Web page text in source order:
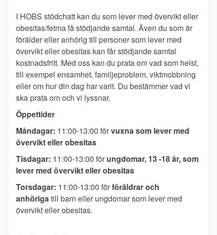
I HOBS stödchatt kan du som lever med övervikt eller
obesitas/fetma få stödjande samtal. Även du som är
förälder eller anhörig till personer som lever med
övervikt eller obesitas kan får stödjande samtal
kostnadsfritt. Med oss kan du prata om vad som helst,
till exempel ensamhet, familjeproblem, viktmobbning
eller om hur din dag har varit. Du bestämmer vad vi
ska prata om och vi lyssnar.
Öppettider
Måndagar: 11:00-13:00 förvuxna som lever med
övervikt eller obesitas
Tisdagar: 11:00-13:00 för ungdomar, 13 -18 år, som
lever med övervikt eller obesitas
Torsdagar: 11:00-13:00 förföräldrar och
anhörigatill barn eller ungdomar som lever med
övervikt eller obesitas.